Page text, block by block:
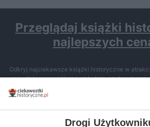
Przeglądaj książki
najlepszych
Odkryj najciekawsze książki historyczne w
powstała we współpracy z Lubimyczytac.pl,
miłośników literatury w Polsce – dzięki temu
tytułów najwyżej ocenianych przez
Drogi